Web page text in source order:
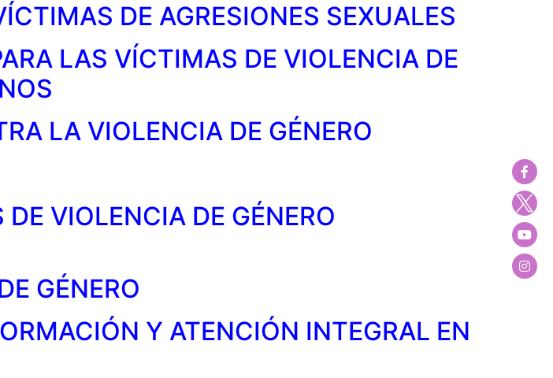
DE AGRESIONES SEXUALES
LAS VÍCTIMAS DE VIOLENCIA DE
LA VIOLENCIA DE GÉNERO
VIOLENCIA DE GÉNERO
GÉNERO
Y ATENCIÓN INTEGRAL EN